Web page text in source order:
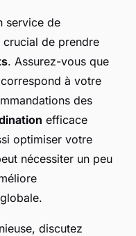
service de
de prendre
. Assurez-vous que
à votre
des
efficace
optimiser votre
nécessiter un peu
discutez